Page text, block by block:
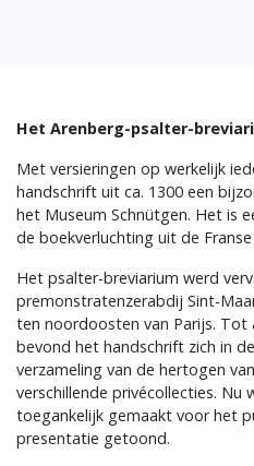
Het Arenberg-psalter-
Met versieringen op werkelijk
handschrift uit ca. 1300 een
het Museum Schnütgen. Het is
de boekverluchting uit de
Het psalter-breviarium werd
premonstratenzerabdij Sint-
ten noordoosten van Parijs. Tot
bevond het handschrift zich in
verzameling van de hertogen
verschillende privécollecties.
toegankelijk gemaakt voor het
presentatie getoond.